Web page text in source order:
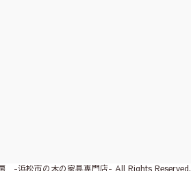
-浜松市の木の家具専門店- All Rights Reserved.